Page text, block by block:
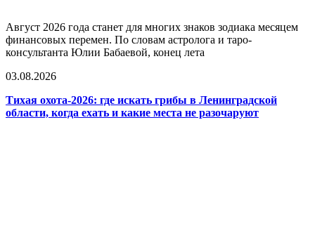
Август 2026 года станет для многих знаков зодиака месяцем
финансовых перемен. По словам астролога и таро-
консультанта Юлии Бабаевой, конец лета
03.08.2026
Тихая охота-2026: где искать грибы в Ленинградской
области, когда ехать и какие места не разочаруют